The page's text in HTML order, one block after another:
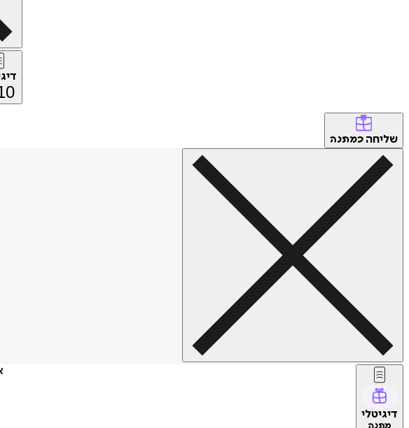
שליחה כמתנה
דיגיטלי